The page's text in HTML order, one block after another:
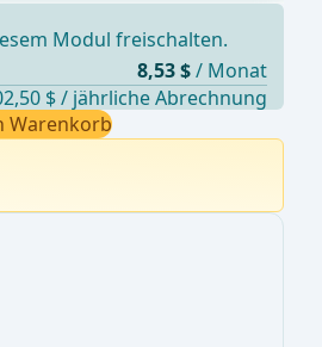
Modul freischalten.
8,53 $ / Monat
$ / jährliche Abrechnung
Warenkorb